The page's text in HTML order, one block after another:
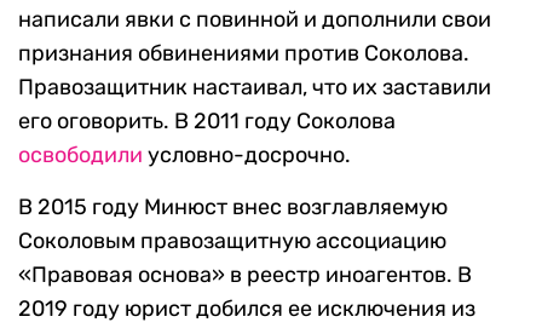
написали явки с повинной и дополнили свои
признания обвинениями против Соколова.
Правозащитник настаивал, что их заставили
его оговорить. В 2011 году Соколова
освободили условно-досрочно.
В 2015 году Минюст внес возглавляемую
Соколовым правозащитную ассоциацию
«Правовая основа» в реестр иноагентов. В
2019 году юрист добился ее исключения из